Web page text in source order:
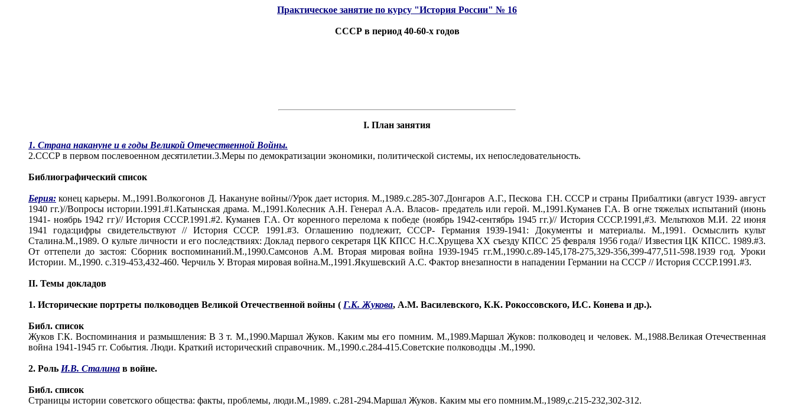
Практическое занятие по курсу "История России" № 16
СССР в период 40-60-х годов
I. План занятия
1. Страна накануне и в годы Великой Отечественной Войны.
2.СССР в первом послевоенном десятилетии.3.Меры по демократизации экономики, политической системы, их непоследовательность.
Библиографический список
Берия: конец карьеры. М.,1991.Волкогонов Д. Накануне войны//Урок дает история. М.,1989.с.285-307.Донгаров А.Г., Пескова Г.Н. СССР и страны Прибалтики (август 1939- август
1940 гг.)//Вопросы истории.1991.#1.Катынская драма. М.,1991.Колесник А.Н. Генерал А.А. Власов- предатель или герой. М.,1991.Куманев Г.А. В огне тяжелых испытаний (июнь
1941- ноябрь 1942 гг)// История СССР.1991.#2. Куманев Г.А. От коренного перелома к победе (ноябрь 1942-сентябрь 1945 гг.)// История СССР.1991,#3. Мельтюхов М.И. 22 июня
1941 года:цифры свидетельствуют // История СССР. 1991.#3. Оглашению подлежит, СССР- Германия 1939-1941: Документы и материалы. М.,1991. Осмыслить культ
Сталина.М.,1989. О культе личности и его последствиях: Доклад первого секретаря ЦК КПСС Н.С.Хрущева ХХ съезду КПСС 25 февраля 1956 года// Известия ЦК КПСС. 1989.#3.
От оттепели до застоя: Cборник воспоминаний.М.,1990.Cамсонов А.М. Вторая мировая война 1939-1945 гг.М.,1990.с.89-145,178-275,329-356,399-477,511-598.1939 год. Уроки
Истории. М.,1990. с.319-453,432-460. Черчиль У. Вторая мировая война.М.,1991.Якушевский А.С. Фактор внезапности в нападении Германии на СССР // История СССР.1991.#3.
II. Темы докладов
1. Исторические портреты полководцев Великой Отечественной войны ( Г.К. Жукова, А.М. Василевского, К.К. Рокоссовского, И.С. Конева и др.).
Библ. список
Жуков Г.К. Воспоминания и размышления: В 3 т. М.,1990.Маршал Жуков. Каким мы его помним. М.,1989.Маршал Жуков: полководец и человек. М.,1988.Великая Отечественная
война 1941-1945 гг. Cобытия. Люди. Краткий исторический справочник. М.,1990.с.284-415.Советские полководцы .М.,1990.
2. Роль И.В. Сталина в войне.
Библ. список
Страницы истории советского общества: факты, проблемы, люди.М.,1989. с.281-294.Маршал Жуков. Каким мы его помним.М.,1989,с.215-232,302-312.